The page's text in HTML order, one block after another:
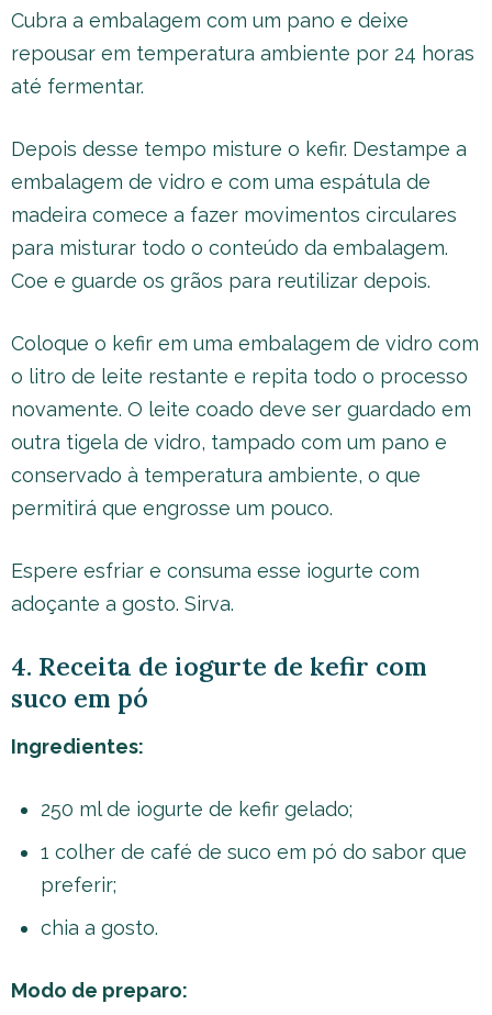
Cubra a embalagem com um pano e deixe
repousar em temperatura ambiente por 24 horas
até fermentar.
Depois desse tempo misture o kefir. Destampe a
embalagem de vidro e com uma espátula de
madeira comece a fazer movimentos circulares
para misturar todo o conteúdo da embalagem.
Coe e guarde os grãos para reutilizar depois.
Coloque o kefir em uma embalagem de vidro com
o litro de leite restante e repita todo o processo
novamente. O leite coado deve ser guardado em
outra tigela de vidro, tampado com um pano e
conservado à temperatura ambiente, o que
permitirá que engrosse um pouco.
Espere esfriar e consuma esse iogurte com
adoçante a gosto. Sirva.
4. Receita de iogurte de kefir com
suco em pó
Ingredientes:
250 ml de iogurte de kefir gelado;
1 colher de café de suco em pó do sabor que
preferir;
chia a gosto.
Modo de preparo: